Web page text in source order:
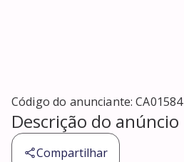
Código do anunciante:CA01584
Descrição do anúncio
Compartilhar